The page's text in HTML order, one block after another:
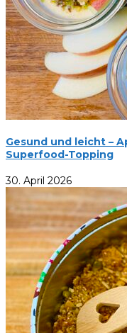
Gesund und leicht –
Superfood-Topping
30. April 2026